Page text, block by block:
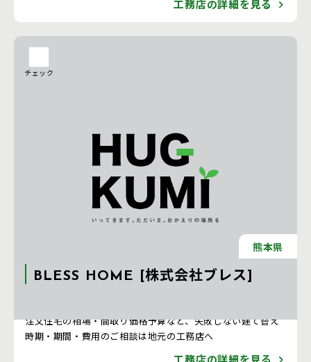
工務店の詳細を見る
チェック
熊本県
BLESS HOME [株式会社ブレス]
注文住宅の相場・間取り価格予算など、失敗しない建て替え
時期・期間・費用のご相談は地元の工務店へ